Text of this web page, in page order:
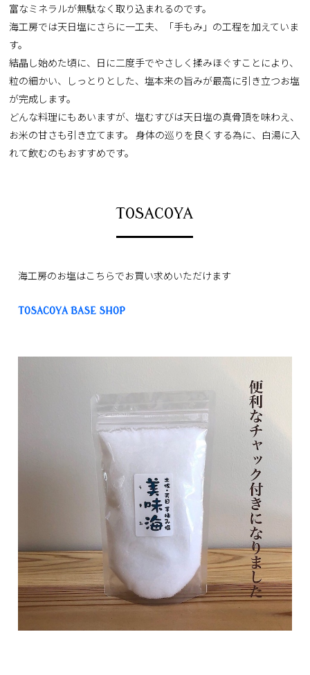
富なミネラルが無駄なく取り込まれるのです。
海工房では天日塩にさらに一工夫、「手もみ」の工程を加えていま
す。
結晶し始めた頃に、日に二度手でやさしく揉みほぐすことにより、
粒の細かい、しっとりとした、塩本来の旨みが最高に引き立つお塩
が完成します。
どんな料理にもあいますが、塩むすびは天日塩の真骨頂を味わえ、
お米の甘さも引き立てます。 身体の巡りを良くする為に、白湯に入
れて飲むのもおすすめです。
TOSACOYA
海工房のお塩はこちらでお買い求めいただけます
TOSACOYA BASE SHOP